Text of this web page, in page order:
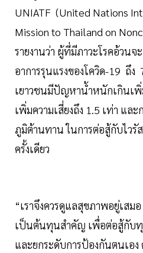
UNIATF (United Nations
Mission to Thailand on
รายงานว่า ผู้ที่มีภาวะโรคอ้วนจ
อาการรุนแรงของโควิด-19 ถึ
เยาวชนมีปัญหาน้ำหนักเกินเ
เพิ่มความเสี่ยงถึง 1.5 เท่า และ
ภูมิต้านทาน ในการต่อสู้กับไวรั
ครั้งเดียว
“เราจึงควรดูแลสุขภาพอยู่เสม
เป็นต้นทุนสำคัญ เพื่อต่อสู้กับทุ
และยกระดับการป้องกันตนเอง